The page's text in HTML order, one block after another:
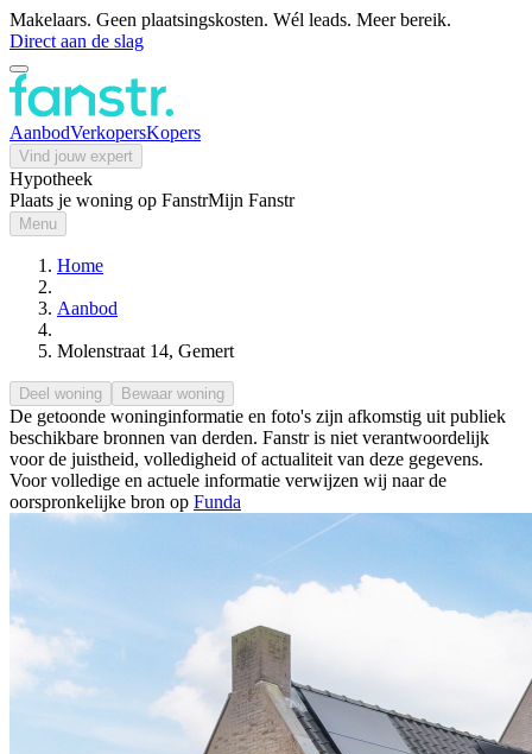
Makelaars. Geen plaatsingskosten. Wél leads. Meer bereik.
Direct aan de slag
AanbodVerkopersKopers
Vind jouw expert
Hypotheek
Plaats je woning op FanstrMijn Fanstr
Menu
Home
Aanbod
Molenstraat 14, Gemert
Deel woning Bewaar woning
De getoonde woninginformatie en foto's zijn afkomstig uit publiek
beschikbare bronnen van derden. Fanstr is niet verantwoordelijk
voor de juistheid, volledigheid of actualiteit van deze gegevens.
Voor volledige en actuele informatie verwijzen wij naar de
oorspronkelijke bron op Funda